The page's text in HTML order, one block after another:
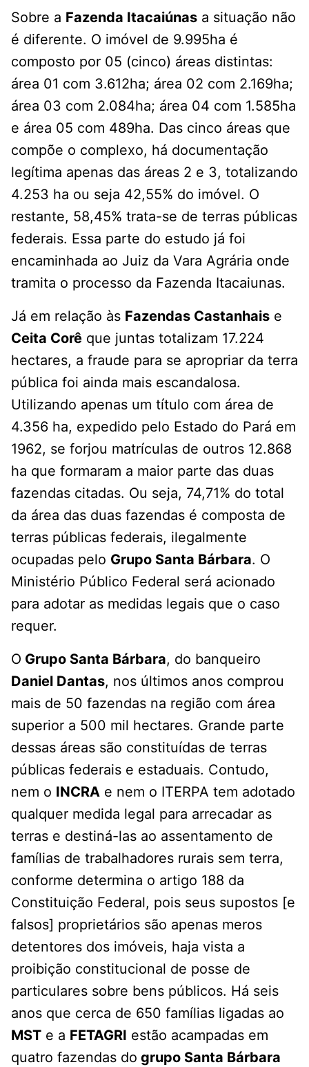
Sobre a Fazenda Itacaiúnas a situação não
é diferente. O imóvel de 9.995ha é
composto por 05 (cinco) áreas distintas:
área 01 com 3.612ha; área 02 com 2.169ha;
área 03 com 2.084ha; área 04 com 1.585ha
e área 05 com 489ha. Das cinco áreas que
compõe o complexo, há documentação
legítima apenas das áreas 2 e 3, totalizando
4.253 ha ou seja 42,55% do imóvel. O
restante, 58,45% trata-se de terras públicas
federais. Essa parte do estudo já foi
encaminhada ao Juiz da Vara Agrária onde
tramita o processo da Fazenda Itacaiunas.
Já em relação às Fazendas Castanhais e
Ceita Corê que juntas totalizam 17.224
hectares, a fraude para se apropriar da terra
pública foi ainda mais escandalosa.
Utilizando apenas um título com área de
4.356 ha, expedido pelo Estado do Pará em
1962, se forjou matrículas de outros 12.868
ha que formaram a maior parte das duas
fazendas citadas. Ou seja, 74,71% do total
da área das duas fazendas é composta de
terras públicas federais, ilegalmente
ocupadas pelo Grupo Santa Bárbara. O
Ministério Público Federal será acionado
para adotar as medidas legais que o caso
requer.
O Grupo Santa Bárbara, do banqueiro
Daniel Dantas, nos últimos anos comprou
mais de 50 fazendas na região com área
superior a 500 mil hectares. Grande parte
dessas áreas são constituídas de terras
públicas federais e estaduais. Contudo,
nem o INCRA e nem o ITERPA tem adotado
qualquer medida legal para arrecadar as
terras e destiná-las ao assentamento de
famílias de trabalhadores rurais sem terra,
conforme determina o artigo 188 da
Constituição Federal, pois seus supostos [e
falsos] proprietários são apenas meros
detentores dos imóveis, haja vista a
proibição constitucional de posse de
particulares sobre bens públicos. Há seis
anos que cerca de 650 famílias ligadas ao
MST e a FETAGRI estão acampadas em
quatro fazendas do grupo Santa Bárbara